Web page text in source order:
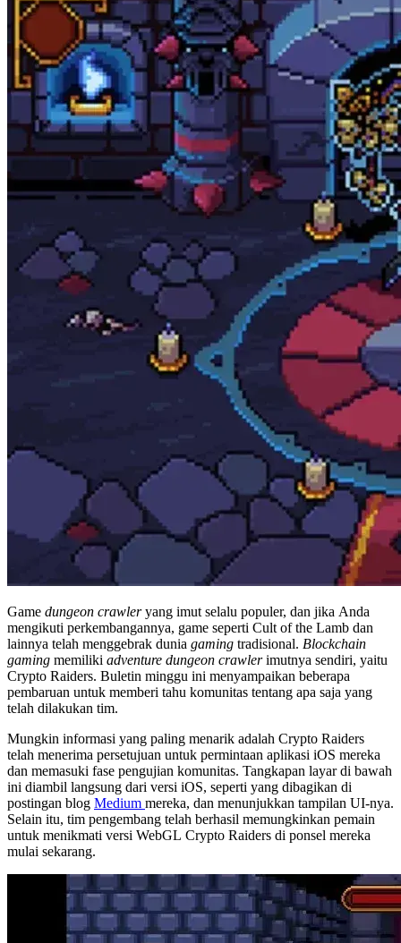
Game dungeon crawleryang imut selalu populer, dan jika Anda
mengikuti perkembangannya, game seperti Cult of the Lamb dan
lainnya telah menggebrak dunia gaming tradisional. Blockchain
gaming memiliki adventure dungeon crawlerimutnya sendiri, yaitu
Crypto Raiders. Buletin minggu ini menyampaikan beberapa
pembaruan untuk memberi tahu komunitas tentang apa saja yang
telah dilakukan tim.
Mungkin informasi yang paling menarik adalah Crypto Raiders
telah menerima persetujuan untuk permintaan aplikasi iOS mereka
dan memasuki fase pengujian komunitas. Tangkapan layar di bawah
ini diambil langsung dari versi iOS, seperti yang dibagikan di
postingan blog Medium mereka, dan menunjukkan tampilan UI-nya.
Selain itu, tim pengembang telah berhasil memungkinkan pemain
untuk menikmati versi WebGL Crypto Raiders di ponsel mereka
mulai sekarang.